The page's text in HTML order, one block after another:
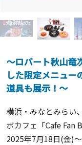
～ロバート秋山竜
した限定メニュー
道具も展示！～
横浜・みなとみらい
ボカフェ「Cafe Fan
2025年7月18日(金)